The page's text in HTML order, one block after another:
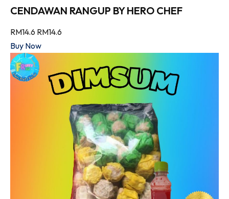
CENDAWAN RANGUP BY HERO CHEF
RM14.6 RM14.6
Buy Now